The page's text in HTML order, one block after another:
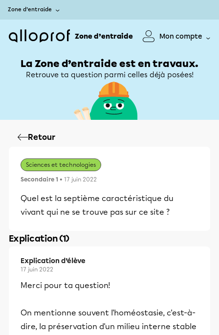
Zone d’entraide
Zone d’entraide Mon compte
La Zone d’entraide est en travaux.
Retrouve ta question parmi celles déjà posées!
Retour
Sciences et technologies
Secondaire 1 • 17 juin 2022
Quel est la septième caractéristique du
vivant qui ne se trouve pas sur ce site ?
Explication (1)
Explication d’élève
17 juin 2022
Merci pour ta question!
On mentionne souvent l'homéostasie, c'est-à-
dire, la préservation d'un milieu interne stable